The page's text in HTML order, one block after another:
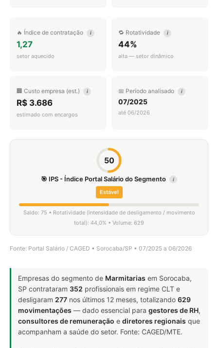
🔥 Índice de contratação i
1,27
setor aquecido
🔁 Rotatividade i
44%
alta — setor dinâmico
🏢 Custo empresa (est.) i
R$ 3.686
estimado com encargos
📅 Período analisado i
07/2025
até 06/2026
50
🎯 IPS - Índice Portal Salário do Segmento i
Estável
Saldo: 75 • Rotatividade (intensidade de desligamento / movimento
total): 44,0% • Volume: 629
Fonte: Portal Salário / CAGED • Sorocaba/SP • 07/2025 a 06/2026
Empresas do segmento de Marmitarias em Sorocaba,
SP contrataram 352 profissionais em regime CLT e
desligaram 277 nos últimos 12 meses, totalizando 629
movimentações — dado essencial para gestores de RH,
consultores de remuneração e diretores regionais que
acompanham a saúde do setor. Fonte: CAGED/MTE.